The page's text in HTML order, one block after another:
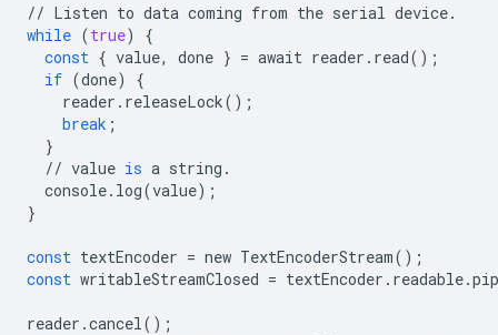
// Listen to data coming from the serial device.
while (true)
{
const { value, done } = await reader . read();
if (done)
{
reader . releaseLock();
break ;
}
// value is a string .
console. log(value);
}
const textEncoder = new TextEncoderStream();
const writableStreamClosed = textEncoder . readable.
reader .cancel();